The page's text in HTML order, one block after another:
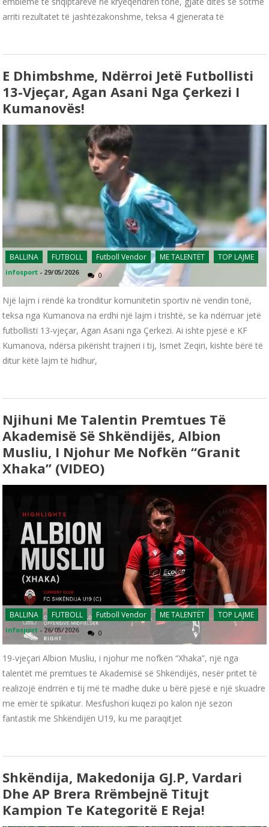
arriti rezultatet të jashtëzakonshme, teksa 4 gjenerata të
E Dhimbshme, Ndërroi Jetë Futbollisti
13-Vjeçar, Agan Asani Nga Çerkezi I
Kumanovës!
BALLINA FUTBOLL Futboll Vendor ME TALENTËT TOP LAJME
infosport - 29/05/2026 0
Një lajm i rëndë ka tronditur komunitetin sportiv në vendin tonë,
teksa nga Kumanova na erdhi një lajm i trishtë, se ka ndërruar jetë
futbollisti 13-vjeçar, Agan Asani nga Çerkezi. Ai ishte pjesë e KF
Kumanova, ndërsa pikërisht trajneri i tij, Ismet Zeqiri, kishte bërë të
ditur këtë lajm të hidhur,
Njihuni Me Talentin Premtues Të
Akademisë Së Shkëndijës, Albion
Musliu, I Njohur Me Nofkën “Granit
Xhaka” (VIDEO)
BALLINA FUTBOLL Futboll Vendor ME TALENTËT TOP LAJME
infosport -26/05/2026 0
19-vjeçari Albion Musliu, i njohur me nofkën “Xhaka”, një nga
talentët më premtues të Akademisë së Shkëndijës, nesër pritet të
realizojë ëndrrën e tij më të madhe duke u bërë pjesë e një skuadre
me emër të spikatur. Mesfushori kuqezi po kalon një sezon
fantastik me Shkëndijën U19, ku me paraqitjet
Shkëndija, Makedonija GJ.P, Vardari
Dhe AP Brera Rrëmbejnë Titujt
Kampion Te Kategoritë E Reja!